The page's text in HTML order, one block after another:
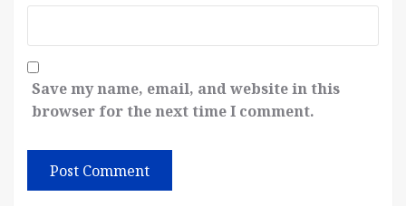
Save my name, email, and website in this
browser for the next time I comment.